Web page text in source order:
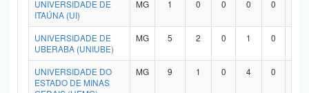
UNIVERSIDADE DE
ITAÚNA (UI)
MG 1 0 0 0 0
UNIVERSIDADE DE
UBERABA (UNIUBE)
MG 5 2 0 1 0
UNIVERSIDADE DO
ESTADO DE MINAS
MG 9 1 0 4 0